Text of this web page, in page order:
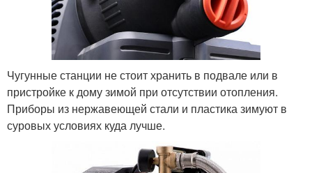
Чугунные станции не стоит хранить в подвале или в
пристройке к дому зимой при отсутствии отопления.
Приборы из нержавеющей стали и пластика зимуют в
суровых условиях куда лучше.